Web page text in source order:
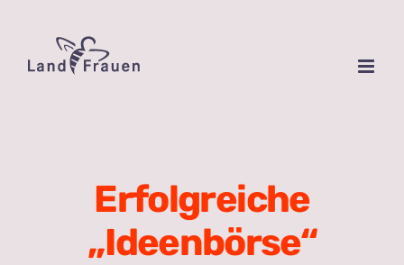
springen
Erfolgreiche
„Ideenbörse“